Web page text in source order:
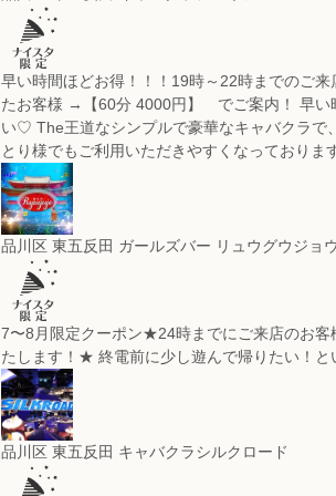
早い時間ほどお得！！！ 19時～22時までのご
たお客様 →【60分 4000円】 でご案内！ 早い
い♡ The王道なシンプルで豪華なキャバクラで
とり様でもご利用いただきやすくなっており
品川区 東五反田 ガールズバー リュウグウジョウ
7〜8月限定クーポン★24時までにご来店のお
たします！★ 終電前に少し遊んで帰りたい！
品川区 東五反田 キャバクラシルクロード